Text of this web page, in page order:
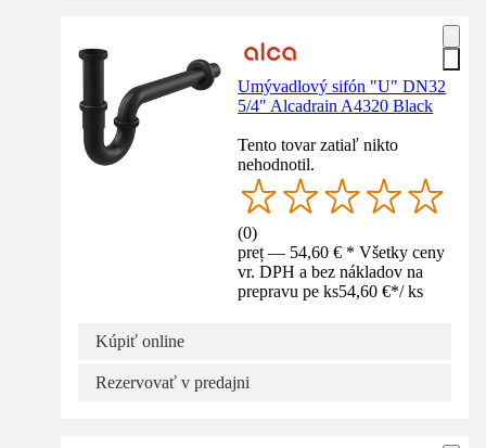
Umývadlový sifón "U" DN32
5/4" Alcadrain A4320 Black
Tento tovar zatiaľ nikto
nehodnotil.
(0)
preț — 54,60 € * Všetky ceny
vr. DPH a bez nákladov na
prepravu pe ks54,60 €*/ ks
Kúpiť online
Rezervovať v predajni